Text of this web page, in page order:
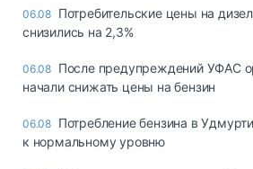
06.08 Потребительские цены на
снизились на 2,3%
06.08 После предупреждений УФАС
начали снижать цены на бензин
06.08 Потребление бензина в
к нормальному уровню